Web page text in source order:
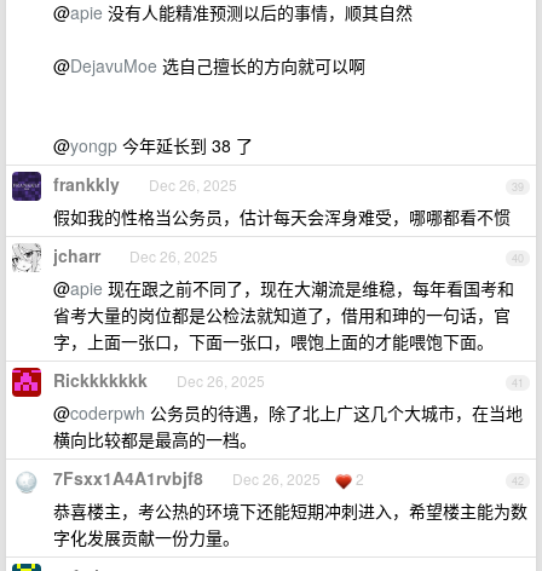
@apie 没有人能精准预测以后的事情，顺其自然
@DejavuMoe 选自己擅长的方向就可以啊
@yongp 今年延长到 38 了
39
frankkly Dec 26, 2025
假如我的性格当公务员，估计每天会浑身难受，哪哪都看不惯
40
jcharr Dec 26, 2025
@apie 现在跟之前不同了，现在大潮流是维稳，每年看国考和
省考大量的岗位都是公检法就知道了，借用和珅的一句话，官
字，上面一张口，下面一张口，喂饱上面的才能喂饱下面。
41
Rickkkkkkk Dec 26, 2025
@coderpwh 公务员的待遇，除了北上广这几个大城市，在当地
横向比较都是最高的一档。
42
7Fsxx1A4A1rvbjf8 Dec 26, 2025 2
恭喜楼主，考公热的环境下还能短期冲刺进入，希望楼主能为数
字化发展贡献一份力量。